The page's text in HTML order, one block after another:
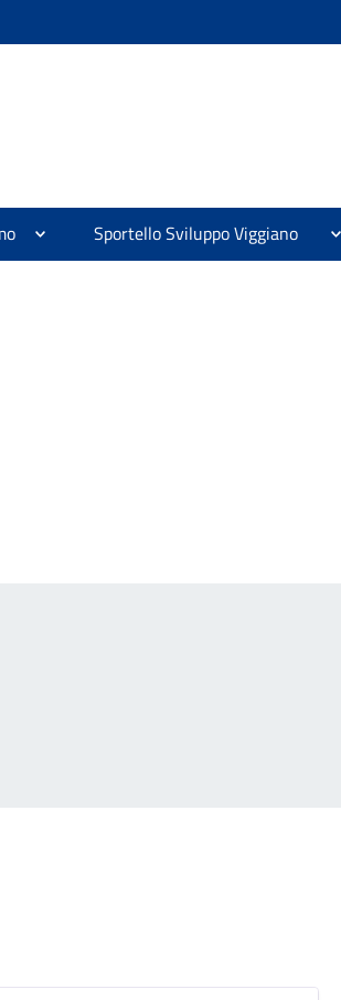
Sportello Sviluppo Viggiano